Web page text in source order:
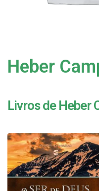
Heber
Livros de Heber